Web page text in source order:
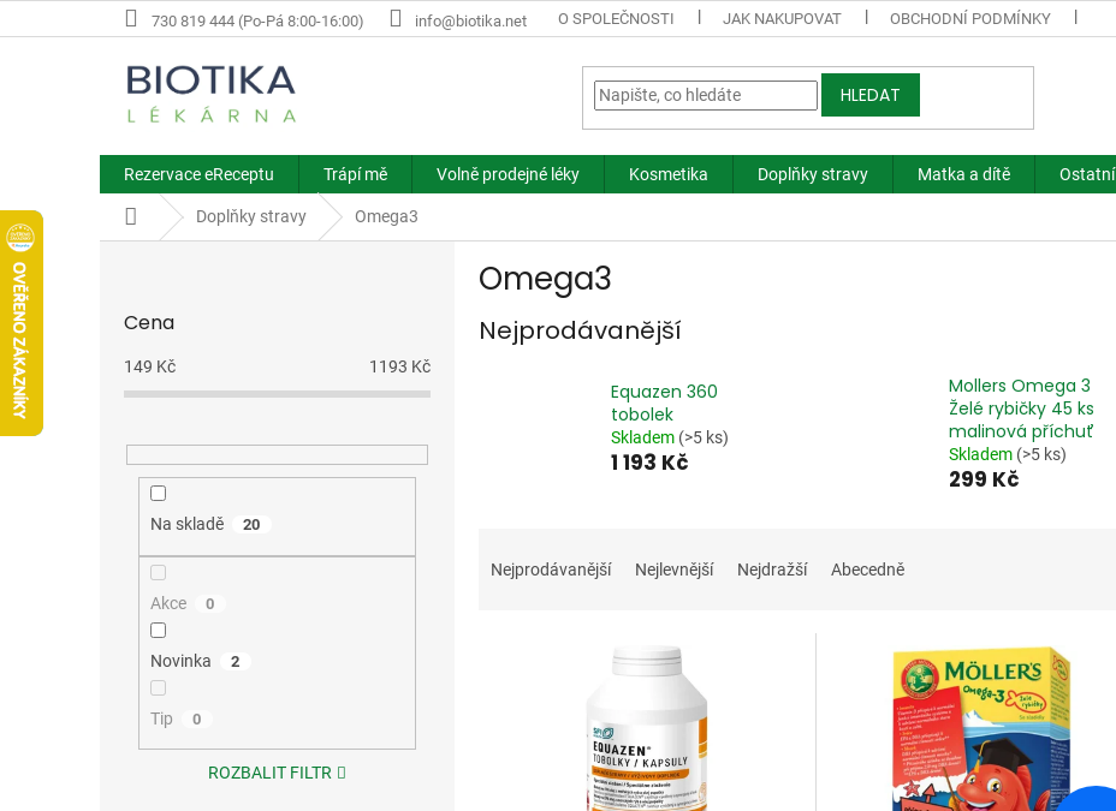
na
730 819 444 (Po-Pá 8:00-16:00) info@biotika.net O SPOLEČNOSTI JAK NAKUPOVAT OBCHODNÍ PODMÍNKY
HLEDAT
Rezervace eReceptu Trápí mě Volně prodejné léky Kosmetika Doplňky stravy Matka a dítě Ostatní
Domů Doplňky stravy Omega3
Cena
149 Kč 1193 Kč
Na skladě 20
Akce 0
Novinka 2
Tip 0
ROZBALIT FILTR
Omega3
Nejprodávanější
Equazen 360
tobolek
Skladem (>5 ks)
1 193 Kč
Mollers Omega 3
Želé rybičky 45 ks
malinová příchuť
Skladem (>5 ks)
299 Kč
aNejprodávanější Nejlevnější Nejdražší Abecedně